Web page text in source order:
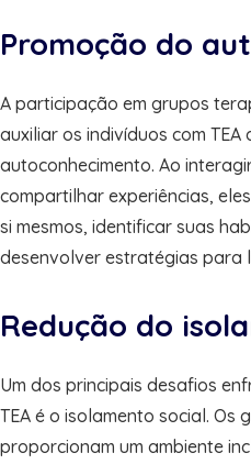
Promoção do
A participação em grupos
auxiliar os indivíduos com
autoconhecimento. Ao
compartilhar experiências,
si mesmos, identificar suas
desenvolver estratégias para
Redução do
Um dos principais desafios
TEA é o isolamento social. Os
proporcionam um ambiente